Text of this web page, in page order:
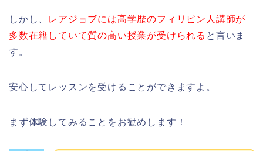
しかし、
レアジョブには高学歴のフィリピン人講師が
多数在籍していて質の高い授業が受けられる と言いま
す。
安心してレッスンを受けることができますよ。
まず体験してみることをお勧めします！